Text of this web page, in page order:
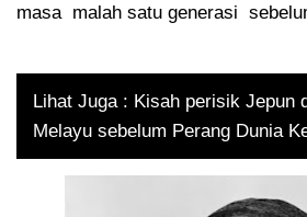
masa malah satu generasi
Lihat Juga : Kisah perisik Jepun
Melayu sebelum Perang Dunia